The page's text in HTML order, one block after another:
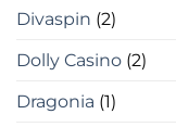
Divaspin (2)
Dolly Casino (2)
Dragonia (1)